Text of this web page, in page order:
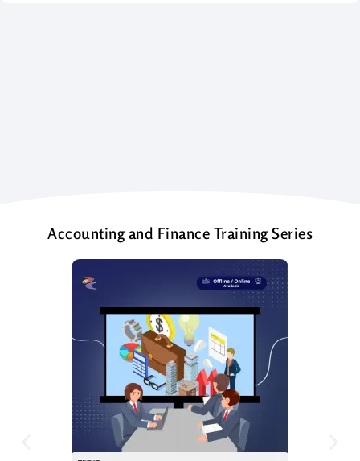
Accounting and Finance Training Series